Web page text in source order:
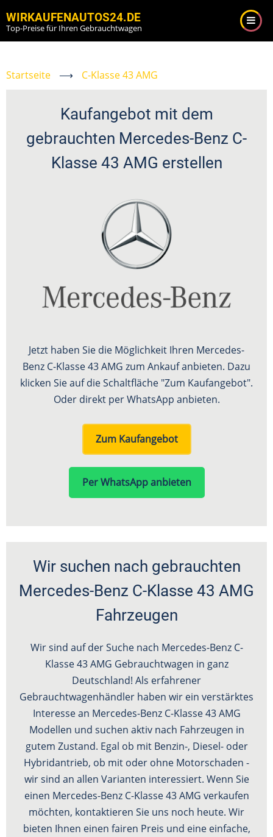
zum
Inhalt
WIRKAUFENAUTOS24.DE
Top-Preise für Ihren Gebrauchtwagen
Startseite ⟶ C-Klasse 43 AMG
Kaufangebot mit dem
gebrauchten Mercedes-Benz C-
Klasse 43 AMG erstellen
Jetzt haben Sie die Möglichkeit Ihren Mercedes-
Benz C-Klasse 43 AMG zum Ankauf anbieten. Dazu
klicken Sie auf die Schaltfläche "Zum Kaufangebot".
Oder direkt per WhatsApp anbieten.
Zum Kaufangebot
Per WhatsApp anbieten
Wir suchen nach gebrauchten
Mercedes-Benz C-Klasse 43 AMG
Fahrzeugen
Wir sind auf der Suche nach Mercedes-Benz C-
Klasse 43 AMG Gebrauchtwagen in ganz
Deutschland! Als erfahrener
Gebrauchtwagenhändler haben wir ein verstärktes
Interesse an Mercedes-Benz C-Klasse 43 AMG
Modellen und suchen aktiv nach Fahrzeugen in
gutem Zustand. Egal ob mit Benzin-, Diesel- oder
Hybridantrieb, ob mit oder ohne Motorschaden -
wir sind an allen Varianten interessiert. Wenn Sie
einen Mercedes-Benz C-Klasse 43 AMG verkaufen
möchten, kontaktieren Sie uns noch heute. Wir
bieten Ihnen einen fairen Preis und eine einfache,